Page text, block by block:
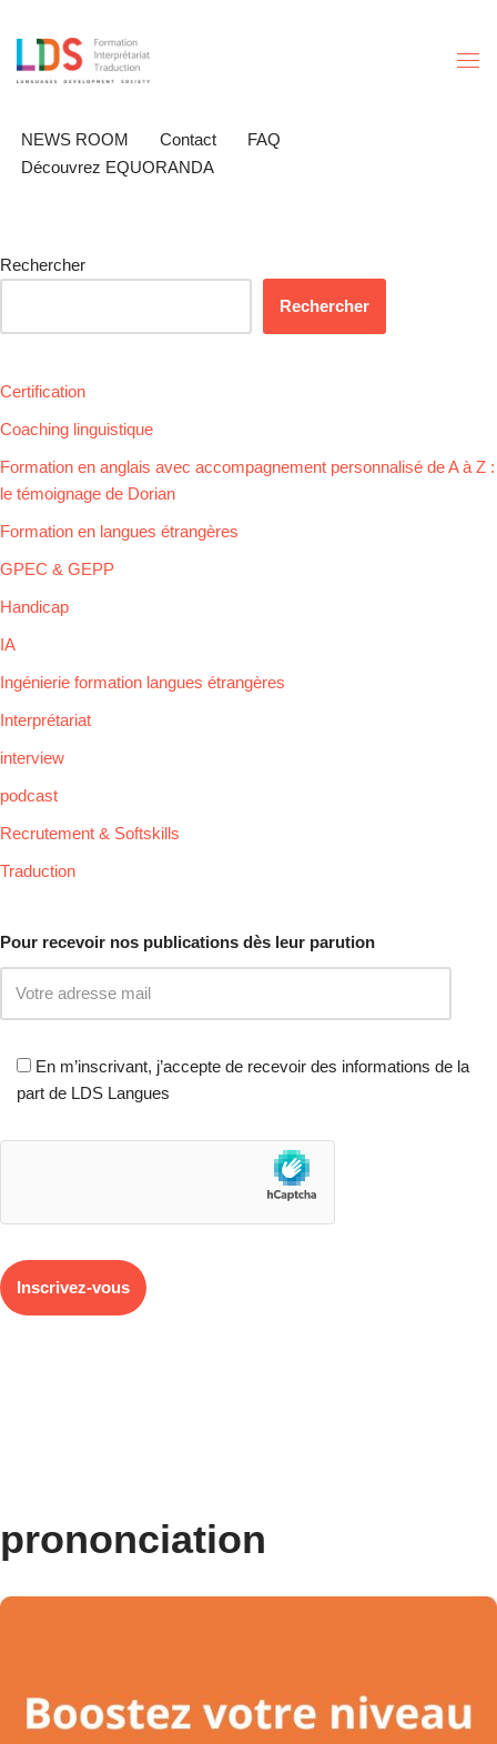
au
NEWS ROOM
Contact
FAQ
Découvrez EQUORANDA
Rechercher
Rechercher
Certification
Coaching linguistique
Formation en anglais avec accompagnement personnalisé de A à Z :
le témoignage de Dorian
Formation en langues étrangères
GPEC & GEPP
Handicap
IA
Ingénierie formation langues étrangères
Interprétariat
interview
podcast
Recrutement & Softskills
Traduction
Pour recevoir nos publications dès leur parution
En m’inscrivant, j’accepte de recevoir des informations de la
part de LDS Langues
prononciation